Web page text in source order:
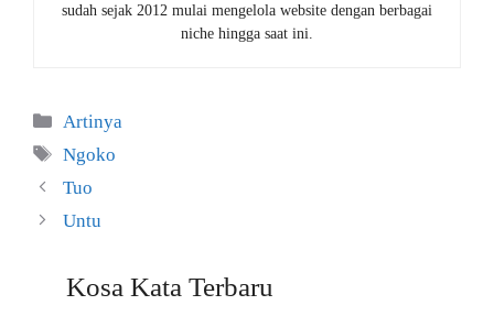
sudah sejak 2012 mulai mengelola website dengan berbagai
niche hingga saat ini.
Kategori
Artinya
Tag
Ngoko
Tuo
Untu
Kosa Kata Terbaru